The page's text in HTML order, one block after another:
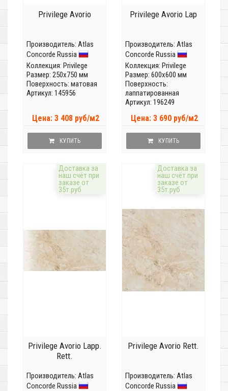
Privilege Avorio
Производитель: Atlas
Concorde Russia
Коллекция: Privilege
Размер: 250x750 мм
Поверхность: матовая
Артикул: 145956
Цена: 3 408 руб/м2
КУПИТЬ
Privilege Avorio Lap
Производитель: Atlas
Concorde Russia
Коллекция: Privilege
Размер: 600x600 мм
Поверхность:
лаппатированная
Артикул: 196249
Цена: 3 690 руб/м2
КУПИТЬ
Доставка за
наш счёт при
заказе от
35т.руб
Privilege Avorio Lapp.
Rett.
Производитель: Atlas
Concorde Russia
Доставка за
наш счёт при
заказе от
35т.руб
Privilege Avorio Rett.
Производитель: Atlas
Concorde Russia